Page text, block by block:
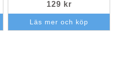
129 kr
Läs mer och köp